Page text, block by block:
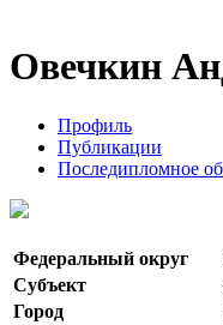
Овечкин
Профиль
Публикации
Последипломное
Федеральный округ
Субъект
Город